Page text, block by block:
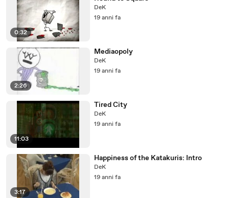
0:32
DeK
19 anni fa
2:26
Mediaopoly
DeK
19 anni fa
11:03
Tired City
DeK
19 anni fa
3:17
Happiness of the Katakuris: Intro
DeK
19 anni fa